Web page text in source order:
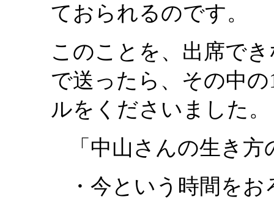
ておられるのです。
このことを、出席で
で送ったら、その中
ルをくださいました。
「中山さんの生き
・今という時間を